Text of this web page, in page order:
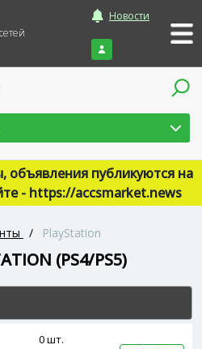
Новости
Войти
объявления публикуются на
- https://accsmarket.news
/ PlayStation
(PS4/PS5)
0 шт.